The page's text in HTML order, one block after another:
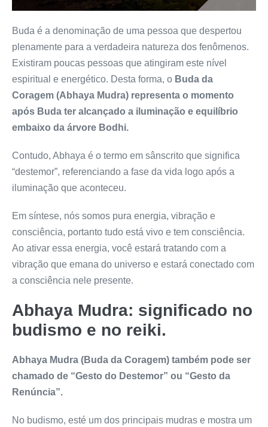
Buda é a denominação de uma pessoa que despertou
plenamente para a verdadeira natureza dos fenômenos.
Existiram poucas pessoas que atingiram este nível
espiritual e energético. Desta forma, o Buda da
Coragem (Abhaya Mudra) representa o momento
após Buda ter alcançado a iluminação e equilíbrio
embaixo da árvore Bodhi.
Contudo, Abhaya é o termo em sânscrito que significa
“destemor”, referenciando a fase da vida logo após a
iluminação que aconteceu.
Em síntese, nós somos pura energia, vibração e
consciência, portanto tudo está vivo e tem consciência.
Ao ativar essa energia, você estará tratando com a
vibração que emana do universo e estará conectado com
a consciência nele presente.
Abhaya Mudra: significado no
budismo e no reiki.
Abhaya Mudra (Buda da Coragem) também pode ser
chamado de “Gesto do Destemor” ou “Gesto da
Renúncia”.
No budismo, esté um dos principais mudras e mostra um